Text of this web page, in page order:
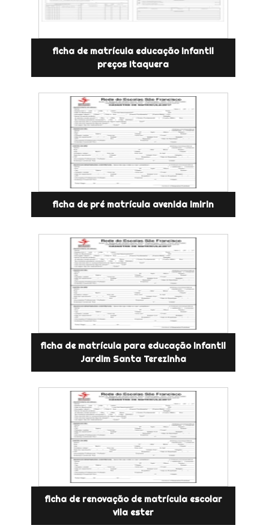
ficha de matrícula educação infantil
preços Itaquera
ficha de pré matrícula avenida imirin
ficha de matrícula para educação infantil
Jardim Santa Terezinha
ficha de renovação de matrícula escolar
vila ester